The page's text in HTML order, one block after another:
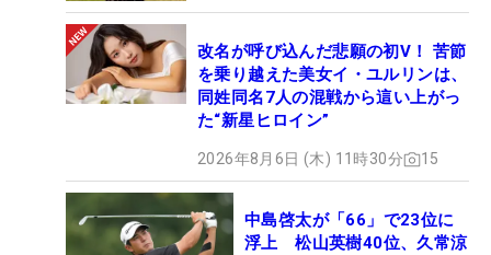
改名が呼び込んだ悲願の初V！ 苦節
を乗り越えた美女イ・ユルリンは、
同姓同名7人の混戦から這い上がっ
た“新星ヒロイン”
2026年8月6日 (木) 11時30分 15
中島啓太が「66」で23位に
浮上 松山英樹40位、久常涼